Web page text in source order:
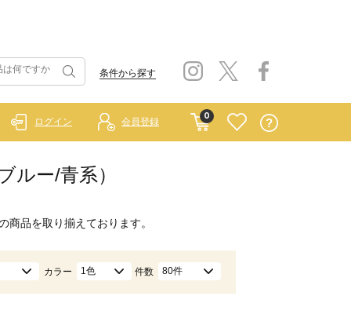
条件から探す
0
ログイン 会員登録
ルー/青系）
商品を取り揃えております。
カラー 1色 件数 80件